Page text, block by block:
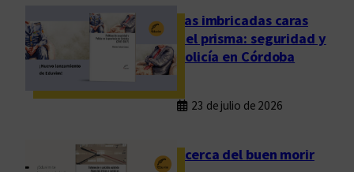
Las imbricadas caras
del prisma: seguridad y
policía en Córdoba
23 de julio de 2026
Acerca del buen morir